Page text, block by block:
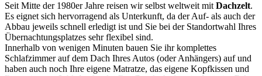
Seit Mitte der 1980er Jahre reisen wir selbst weltweit mit Dachzelt.
Es eignet sich hervorragend als Unterkunft, da der Auf- als auch der
Abbau jeweils schnell erledigt ist und Sie bei der Standortwahl Ihres
Übernachtungsplatzes sehr flexibel sind.
Innerhalb von wenigen Minuten bauen Sie ihr komplettes
Schlafzimmer auf dem Dach Ihres Autos (oder Anhängers) auf und
haben auch noch Ihre eigene Matratze, das eigene Kopfkissen und